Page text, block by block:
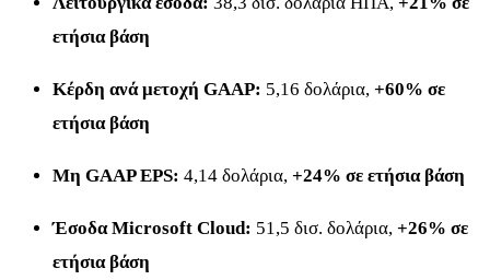
ετήσια βάση
Κέρδη ανά μετοχή GAAP: 5,16 δολάρια, +60% σε
ετήσια βάση
Μη GAAP EPS: 4,14 δολάρια, +24% σε ετήσια βάση
Έσοδα Microsoft Cloud: 51,5 δισ. δολάρια, +26% σε
ετήσια βάση